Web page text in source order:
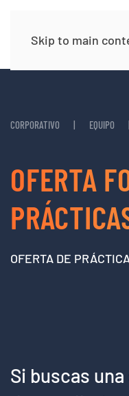
Skip to main
CORPORATIVO EQUIPO
OFERTA
OFERTA DE
Si buscas